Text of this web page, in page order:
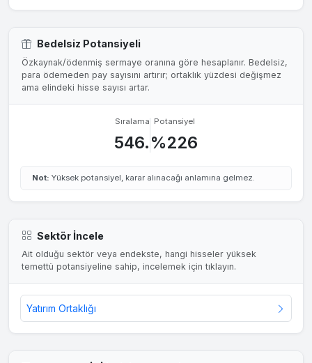
Bedelsiz Potansiyeli
Özkaynak/ödenmiş sermaye oranına göre hesaplanır. Bedelsiz,
para ödemeden pay sayısını artırır; ortaklık yüzdesi değişmez
ama elindeki hisse sayısı artar.
Sıralama
546.
Potansiyel
%226
Not: Yüksek potansiyel, karar alınacağı anlamına gelmez.
Sektör İncele
Ait olduğu sektör veya endekste, hangi hisseler yüksek
temettü potansiyeline sahip, incelemek için tıklayın.
Yatırım Ortaklığı